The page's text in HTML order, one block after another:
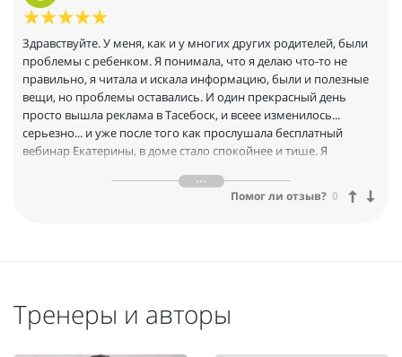
Здравствуйте. У меня, как и у многих других родителей, были
проблемы с ребенком. Я понимала, что я делаю что-то не
правильно, я читала и искала информацию, были и полезные
вещи, но проблемы оставались. И один прекрасный день
просто вышла реклама в Тасебоск, и всеее изменилось...
серьезно... и уже после того как прослушала бесплатный
вебинар Екатерины, в доме стало спокойнее и тише. Я
сомнения, даже после бесплатного вебинара, даже после
первых результатов. Сомнения так просто не уходят. Но я
многое стало понятно. Атмосфера в доме и отношение в
семье, все стало гармонично и спокойно. И столько
Помог ли отзыв? 0
Тренеры и авторы